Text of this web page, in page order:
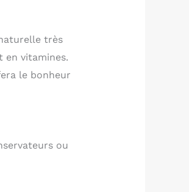
très
en vitamines.
le bonheur
ou